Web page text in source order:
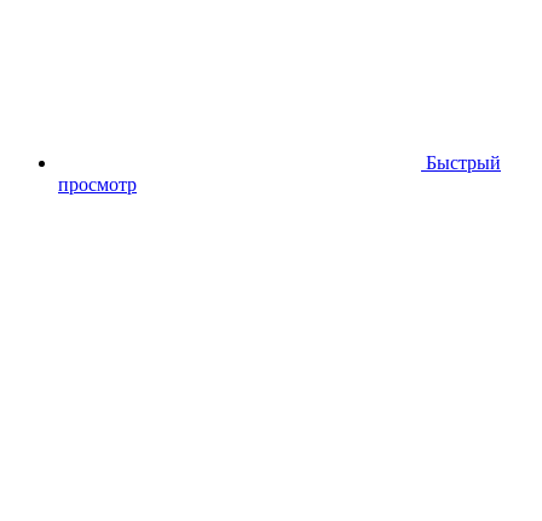
Быстрый
просмотр